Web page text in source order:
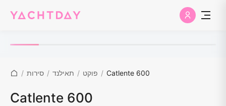
/ סירות / תאילנד / פוקט / Catlente 600
Catlente 600